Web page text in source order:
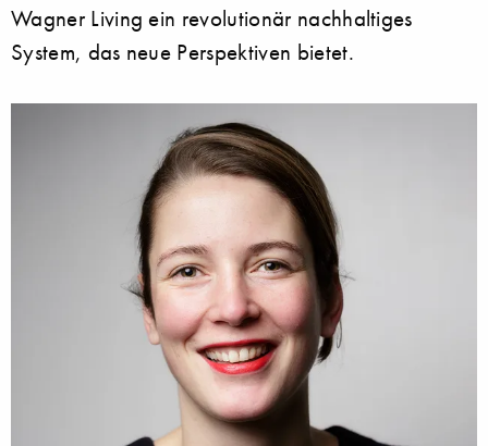
Wagner Living ein revolutionär nachhaltiges
System, das neue Perspektiven bietet.